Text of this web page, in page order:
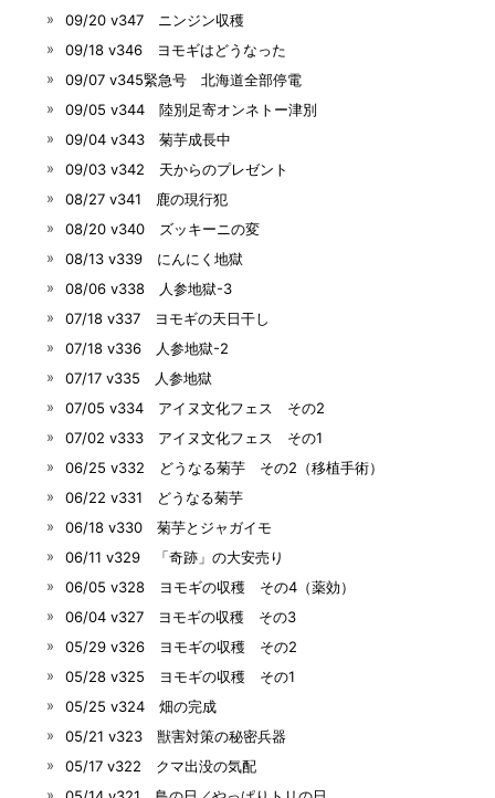
09/20 v347 ニンジン収穫
09/18 v346 ヨモギはどうなった
09/07 v345緊急号 北海道全部停電
09/05 v344 陸別足寄オンネトー津別
09/04 v343 菊芋成長中
09/03 v342 天からのプレゼント
08/27 v341 鹿の現行犯
08/20 v340 ズッキーニの変
08/13 v339 にんにく地獄
08/06 v338 人参地獄-3
07/18 v337 ヨモギの天日干し
07/18 v336 人参地獄-2
07/17 v335 人参地獄
07/05 v334 アイヌ文化フェス その2
07/02 v333 アイヌ文化フェス その1
06/25 v332 どうなる菊芋 その2（移植手術）
06/22 v331 どうなる菊芋
06/18 v330 菊芋とジャガイモ
06/11 v329 「奇跡」の大安売り
06/05 v328 ヨモギの収穫 その4（薬効）
06/04 v327 ヨモギの収穫 その3
05/29 v326 ヨモギの収穫 その2
05/28 v325 ヨモギの収穫 その1
05/25 v324 畑の完成
05/21 v323 獣害対策の秘密兵器
05/17 v322 クマ出没の気配